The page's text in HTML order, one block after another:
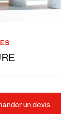
un devis